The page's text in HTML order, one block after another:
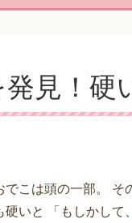
見！硬
でこは頭の一部。 そ
硬いと 「もしかして